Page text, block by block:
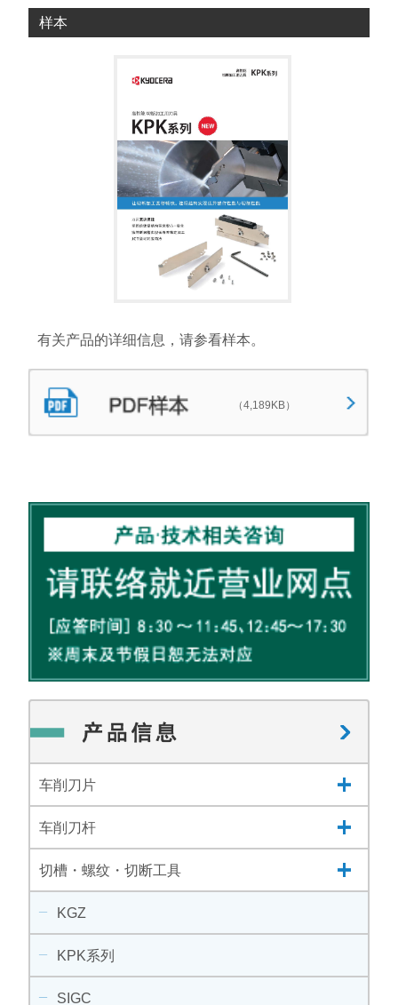
样本
有关产品的详细信息，请参看样本。
（4,189KB）
车削刀片
车削刀杆
切槽・螺纹・切断工具
KGZ
KPK系列
SIGC